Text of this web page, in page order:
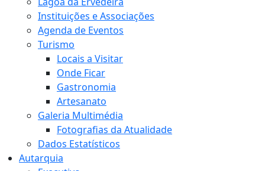
Instituições e Associações
Agenda de Eventos
Turismo
Locais a Visitar
Onde Ficar
Gastronomia
Artesanato
Galeria Multimédia
Fotografias da Atualidade
Dados Estatísticos
Autarquia